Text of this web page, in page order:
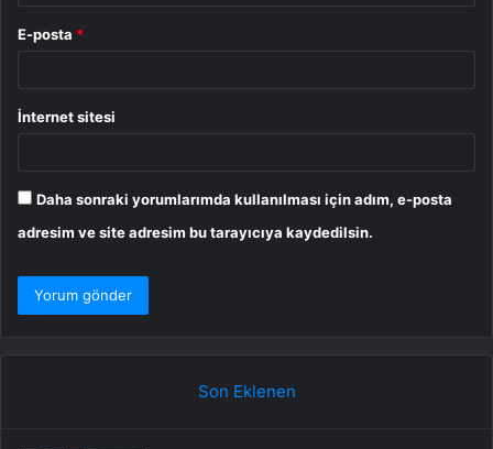
E-posta *
İnternet sitesi
Daha sonraki yorumlarımda kullanılması için adım, e-posta
adresim ve site adresim bu tarayıcıya kaydedilsin.
Son Eklenen